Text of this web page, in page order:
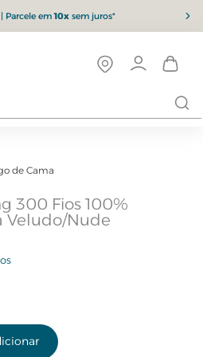
Parcele em10xsem juros*
de Cama
300 Fios 100%
Veludo/Nude